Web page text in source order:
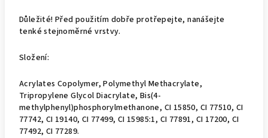
Důležité! Před použitím dobře protřepejte, nanášejte
tenké stejnoměrné vrstvy.
Složení:
Acrylates Copolymer, Polymethyl Methacrylate,
Tripropylene Glycol Diacrylate, Bis(4-
methylphenyl)phosphorylmethanone, CI 15850, CI 77510, CI
77742, CI 19140, CI 77499, CI 15985:1, CI 77891, CI 17200, CI
77492, CI 77289.